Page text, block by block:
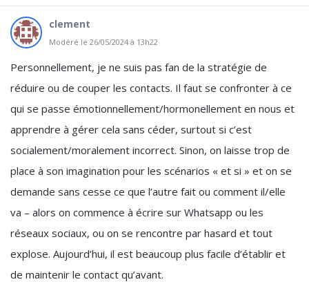
clement
Modéré le 26/05/2024 à 13h22
Personnellement, je ne suis pas fan de la stratégie de
réduire ou de couper les contacts. Il faut se confronter à ce
qui se passe émotionnellement/hormonellement en nous et
apprendre à gérer cela sans céder, surtout si c’est
socialement/moralement incorrect. Sinon, on laisse trop de
place à son imagination pour les scénarios « et si » et on se
demande sans cesse ce que l’autre fait ou comment il/elle
va – alors on commence à écrire sur Whatsapp ou les
réseaux sociaux, ou on se rencontre par hasard et tout
explose. Aujourd’hui, il est beaucoup plus facile d’établir et
de maintenir le contact qu’avant.